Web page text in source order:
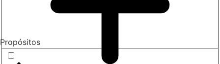
Propósitos